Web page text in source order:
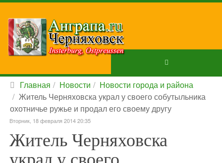
Главная Новости
Новости города и района
Житель Черняховска украл у своего собутыльника
охотничье ружье и продал его своему другу
Вторник, 18 февраля 2014 20:35
Житель Черняховска